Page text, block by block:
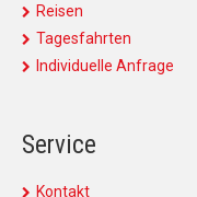
Reisen
Tagesfahrten
Individuelle Anfrage
Service
Kontakt